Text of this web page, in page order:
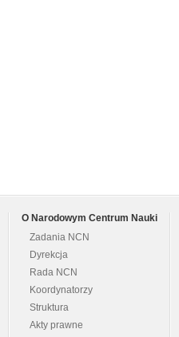
O Narodowym Centrum Nauki
Zadania NCN
Dyrekcja
Rada NCN
Koordynatorzy
Struktura
Akty prawne